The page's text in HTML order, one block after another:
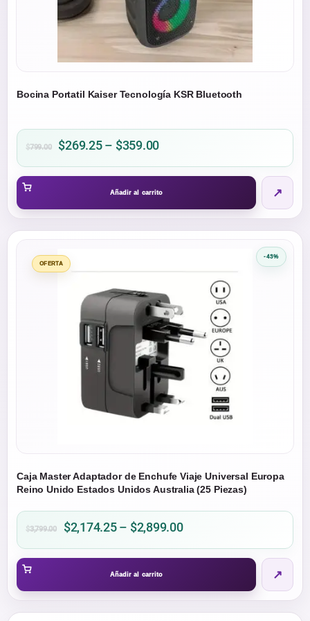
Bocina Portatil Kaiser Tecnología KSR Bluetooth
$799.00 $269.25 – $359.00Price
$269.25
through
$359.00
Añadir al carrito ↗
OFERTA
Caja Master Adaptador de Enchufe Viaje Universal Europa
Reino Unido Estados Unidos Australia (25 Piezas)
$3,799.00 $2,174.25 – $2,899.00Price
$2,174.25
$2,899.00
Añadir al carrito ↗
-43%